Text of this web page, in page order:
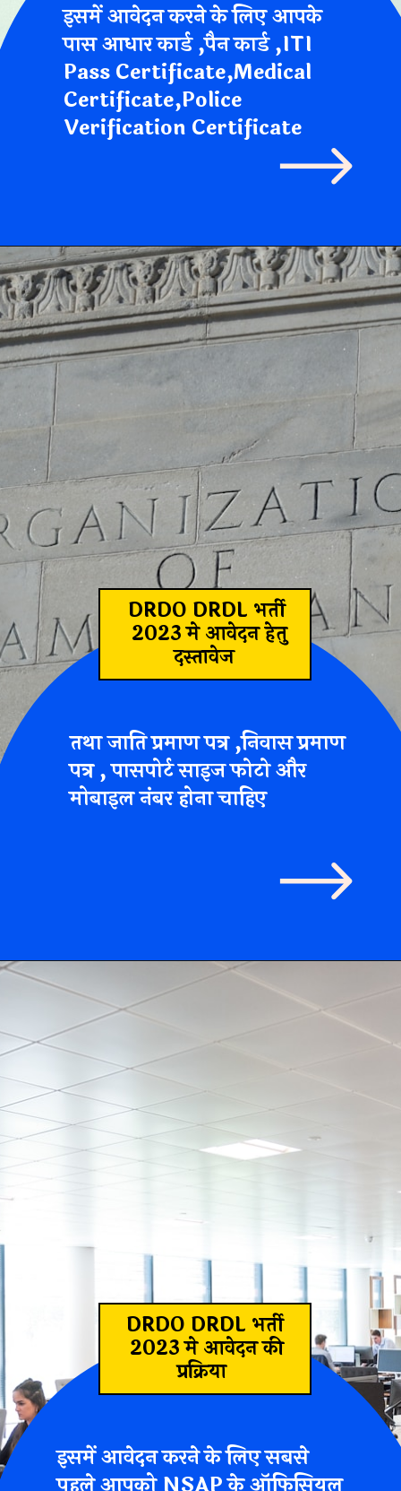
इसमें आवेदन करने के लिए आपके
पास आधार कार्ड ,पैन कार्ड ,ITI
Pass Certificate,Medical
Certificate,Police
Verification Certificate
DRDO DRDL भर्ती
2023 मे आवेदन हेतु
दस्तावेज
तथा जाति प्रमाण पत्र ,निवास प्रमाण
पत्र , पासपोर्ट साइज फोटो और
मोबाइल नंबर होना चाहिए
DRDO DRDL भर्ती
2023 मे आवेदन की
प्रक्रिया
इसमें आवेदन करने के लिए सबसे